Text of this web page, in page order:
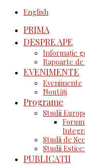
English
PRIMA
DESPRE APE
Informație
Rapoarte
EVENIMENTE
Evenimente
Noutăţi
Programe
Studii
Studii de
Studii
PUBLICAȚII